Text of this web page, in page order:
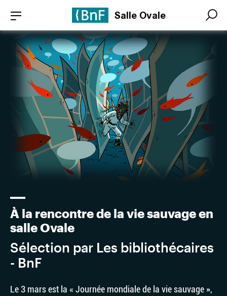
contenu
principal
Salle Ovale Search
Search
À la rencontre de la vie sauvage en
salle Ovale
Sélection par Les bibliothécaires
- BnF
Le 3 mars est la « Journée mondiale de la vie sauvage »,
Panneau de gestion des cookies